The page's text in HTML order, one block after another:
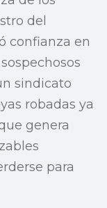
del
confianza en
sindicato
robadas ya
genera
para